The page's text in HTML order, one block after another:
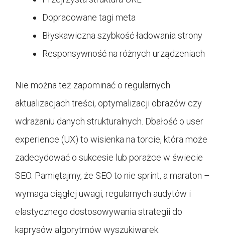
Dopracowane tagi meta
Błyskawiczna szybkość ładowania strony
Responsywność na różnych urządzeniach
Nie można też zapominać o regularnych
aktualizacjach treści, optymalizacji obrazów czy
wdrażaniu danych strukturalnych. Dbałość o user
experience (UX) to wisienka na torcie, która może
zadecydować o sukcesie lub porażce w świecie
SEO. Pamiętajmy, że SEO to nie sprint, a maraton –
wymaga ciągłej uwagi, regularnych audytów i
elastycznego dostosowywania strategii do
kaprysów algorytmów wyszukiwarek.